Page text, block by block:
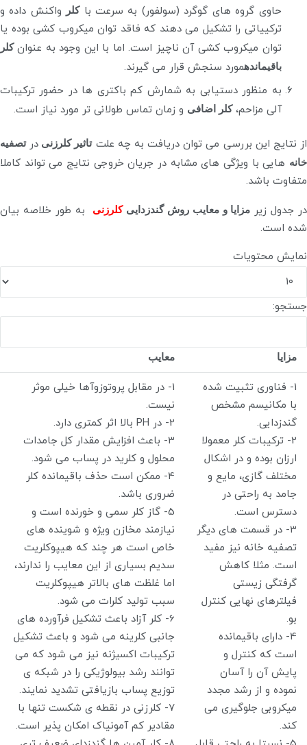
حاوی گروه های گوگرد (سولفور) به سرعت باکلر واکنش داده و
ترکییاتی را تشکیل می دهند که فاقد توان میکروب کشی بوده یا
توان میکروب کشی آن ناچیز است. اما با این وجود به عنوانکلر
باقیماندهمورد سنجش قرار می گیرند.
به منظور دستیابی به شمارش کم باکتری ها در حضور ترکیبات
آلی مزاحم،کلر اضافی و زمان تماس طولانی تر مورد نیاز است.
از نتایج این بررسی می توان دریافت به چه علتتاثیر کلرزنی درتصفیه
خانه هایی با ویژگی های مشابه در جریان خروجی نتایج می تواند کاملا
متفاوت باشد.
در جدول زیر مزایا و معایب روش گندزداییکلرزنی
به طور خلاصه بیان
شده است.
نمایش محتویات
جستجو:
مزایا معایب
1- فناوری تثبیت شده
با مکانیسم مشخص
گندزدایی.
2- ترکیبات کلر معمولا
ارزان بوده و در اشکال
مختلف گازی، مایع و
جامد به راحتی در
دسترس است.
3- در قسمت های دیگر
تصفیه خانه نیز مفید
است. مثلا کاهش
گرفتگی زیستی
فیلترهای نهایی کنترل
بو.
4- دارای باقیمانده
است که کنترل و
پایش آن را آسان
نموده و از رشد مجدد
میکروبی جلوگیری می
کند.
1- در مقابل پروتوزوآها خیلی موثر
نیست.
2- در PH بالا اثر کمتری دارد.
3- باعث افزایش مقدار کل جامدات
محلول و کلرید در پساب می شود.
4- ممکن است حذف باقیمانده کلر
ضروری باشد.
5- گاز کلر سمی و خورنده است و
نیازمند مخازن ویژه و شوینده های
خاص است هر چند که هیپوکلریت
سدیم بسیاری از این معایب را ندارند،
اما غلظت های بالاتر هیپوکلریت
سبب تولید کلرات می شود.
6- کلر آزاد باعث تشکیل فرآورده های
جانبی کلرینه می شود و باعث تشکیل
ترکیبات اکسیژنه نیز می شود که می
توانند رشد بیولوژیکی را در شبکه ی
توزیع پساب بازیافتی تشدید نمایند.
7- کلرزنی در نقطه ی شکست تنها با
مقادیر کم آمونیاک امکان پذیر است.